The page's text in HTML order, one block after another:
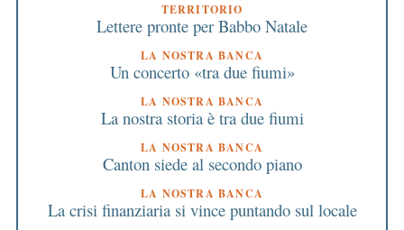
TERRITORIO
Lettere pronte per Babbo Natale
LA NOSTRA BANCA
Un concerto «tra due fiumi»
LA NOSTRA BANCA
La nostra storia è tra due fiumi
LA NOSTRA BANCA
Canton siede al secondo piano
LA NOSTRA BANCA
La crisi finanziaria si vince puntando sul locale